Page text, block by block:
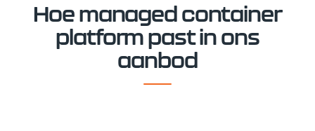
Hoe managed container
platform past in ons
aanbod